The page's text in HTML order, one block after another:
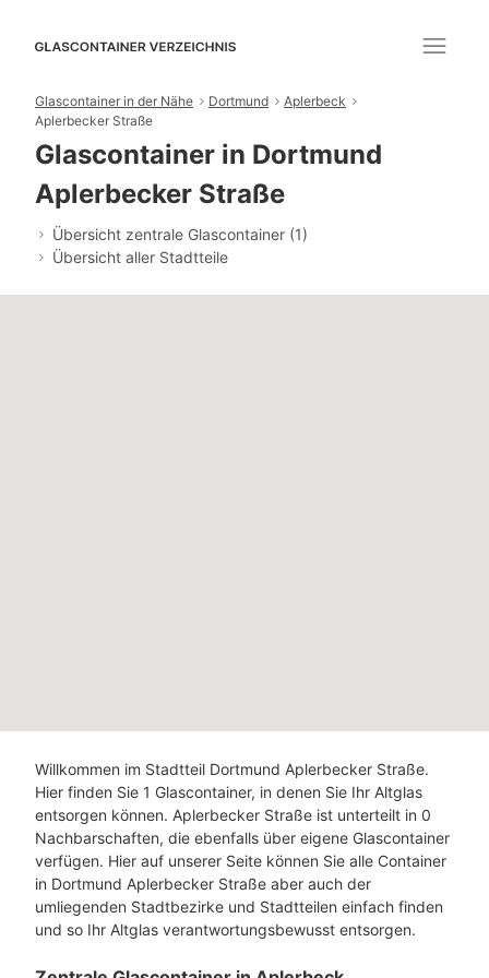
Glascontainer in der Nähe Dortmund
Aplerbeck
Aplerbecker Straße
Glascontainer in Dortmund
Aplerbecker Straße
Übersicht zentrale Glascontainer (1)
Übersicht aller Stadtteile
Willkommen im Stadtteil Dortmund Aplerbecker Straße.
Hier finden Sie 1 Glascontainer, in denen Sie Ihr Altglas
entsorgen können. Aplerbecker Straße ist unterteilt in 0
Nachbarschaften, die ebenfalls über eigene Glascontainer
verfügen. Hier auf unserer Seite können Sie alle Container
in Dortmund Aplerbecker Straße aber auch der
umliegenden Stadtbezirke und Stadtteilen einfach finden
und so Ihr Altglas verantwortungsbewusst entsorgen.